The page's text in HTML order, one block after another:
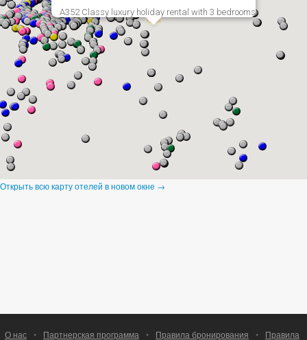
A352 Classy luxury holiday rental with 3 bedrooms
Открыть всю карту отелей в новом окне →
О нас • Партнерская программа • Правила бронирования • Правила